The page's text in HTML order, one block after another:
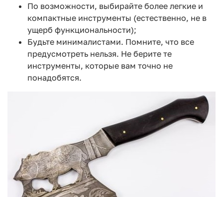
По возможности, выбирайте более легкие и
компактные инструменты (естественно, не в
ущерб функциональности);
Будьте минималистами. Помните, что все
предусмотреть нельзя. Не берите те
инструменты, которые вам точно не
понадобятся.